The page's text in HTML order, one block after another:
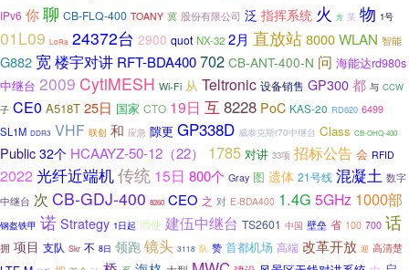
IPv6 你聊 CB-FLQ-400 TOANY 冀 股份有限公司 泛 指挥系统 火 方 某 物 1号
01L09 LoRa 24372台 2900 quot NX-32 2月 直放站8000WLAN 智能
G882 宽楼宇对讲 RFT-BDA400702 CB-ANT-400-N 问 海能达rd980s
中继台 2009 CytiMESH Wi-Fi 从 Teltronic 设备销售 GP300都 与 CCW
子 CE0 A518T 25日 国家 CTO 19日 互 8228 PoC KAS-20 RD620 6499
SL1M DDR3 VHF 联创 和 应急 隙更 GP338D 威泰克斯r70中继台 Class CB-OHQ-400
Public 32个 HCAAYZ-50-12（22） 1785 对讲 33项 招标公告 会 RFID
2022光纤近端机传统 15日 800个 Gray 图 遗体 21号线 混凝土 数字
中继台 次 CB-GDJ-400 8260 CEO 之 对 E-BDA400 1.4G 5GHz 1000部
钢盔铁甲 诺Strategy 1日起 而使 建伍中继台 TS2601 中国 壁垒 省 100 700 话
拥 项目 支队 Skr 不 8日 领跑 镜头 3118 队 赞 首都机场 高端 改革开放 迎 高清楚